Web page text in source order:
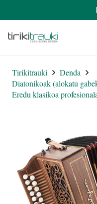
Tirikitrauki
Denda
Diatonikoak (alokatu
Eredu klasikoa